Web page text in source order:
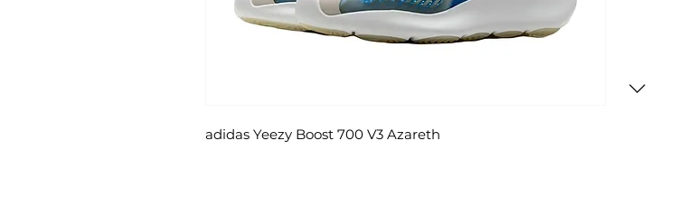
adidas Yeezy Boost 700 V3 Azareth